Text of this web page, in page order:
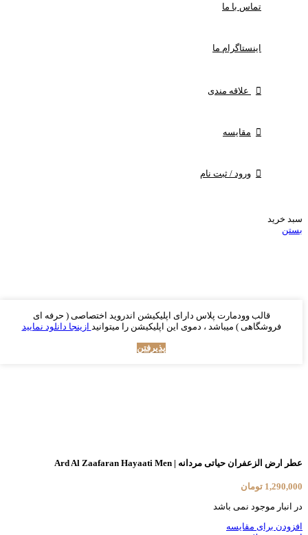
تماس با ما
اینستاگرام ما
علاقه مندی
مقایسه
ورود / ثبت نام
سبد خرید
بستن
قالب وودمارت پلاس دارای اپلیکیشن اندروید اختصاصی ( حرفه ای
فروشگاهی ) میباشد ، دموی این اپلیکیشن را میتوانید ازینجا دانلود نمایید
پذیرفتن
عطر ارض الزعفران حیاتی مردانه | Ard Al Zaafaran Hayaati Men
1,290,000 تومان
در انبار موجود نمی باشد
افزودن برای مقایسه